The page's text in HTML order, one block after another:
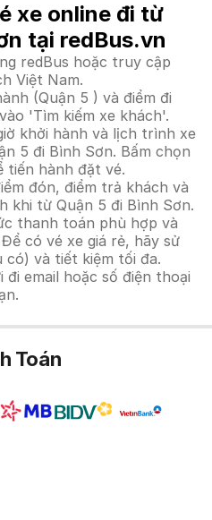
xe online đi từ
tại redBus.vn
redBus hoặc truy cập
Việt Nam.
(Quận 5 ) và điểm đi
'Tìm kiếm xe khách'.
khởi hành và lịch trình xe
5 đi Bình Sơn. Bấm chọn
tiến hành đặt vé.
đón, điểm trả khách và
khi từ Quận 5 đi Bình Sơn.
thanh toán phù hợp và
có vé xe giá rẻ, hãy sử
có) và tiết kiệm tối đa.
đi email hoặc số điện thoại
Toán